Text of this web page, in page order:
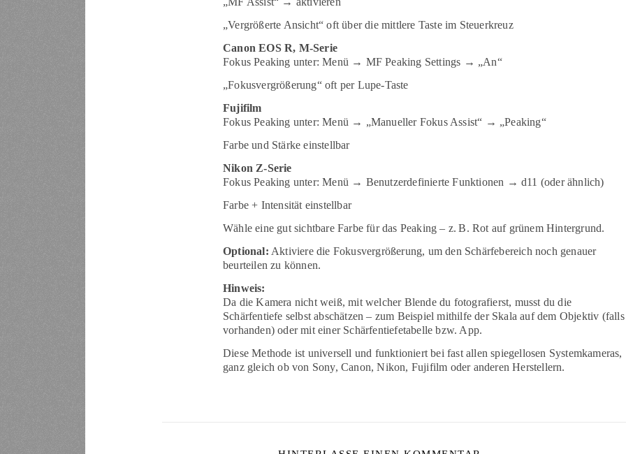
„Vergrößerte Ansicht“ oft über die mittlere Taste im Steuerkreuz
Canon EOS R, M-Serie
Fokus Peaking unter: Menü → MF Peaking Settings → „An“
„Fokusvergrößerung“ oft per Lupe-Taste
Fujifilm
Fokus Peaking unter: Menü → „Manueller Fokus Assist“ → „Peaking“
Farbe und Stärke einstellbar
Nikon Z-Serie
Fokus Peaking unter: Menü → Benutzerdefinierte Funktionen → d11 (oder ähnlich)
Farbe + Intensität einstellbar
Wähle eine gut sichtbare Farbe für das Peaking – z. B. Rot auf grünem Hintergrund.
Optional: Aktiviere die Fokusvergrößerung, um den Schärfebereich noch genauer
beurteilen zu können.
Hinweis:
Da die Kamera nicht weiß, mit welcher Blende du fotografierst, musst du die
Schärfentiefe selbst abschätzen – zum Beispiel mithilfe der Skala auf dem Objektiv (falls
vorhanden) oder mit einer Schärfentiefetabelle bzw. App.
Diese Methode ist universell und funktioniert bei fast allen spiegellosen Systemkameras,
ganz gleich ob von Sony, Canon, Nikon, Fujifilm oder anderen Herstellern.